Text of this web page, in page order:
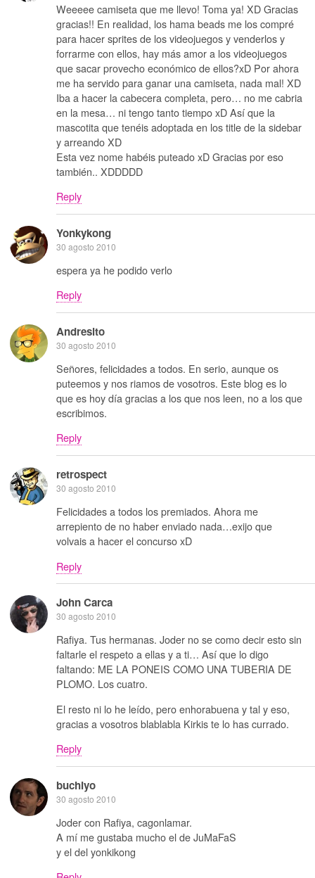
Weeeee camiseta que me llevo! Toma ya! XD Gracias
gracias!! En realidad, los hama beads me los compré
para hacer sprites de los videojuegos y venderlos y
forrarme con ellos, hay más amor a los videojuegos
que sacar provecho económico de ellos?xD Por ahora
me ha servido para ganar una camiseta, nada mal! XD
Iba a hacer la cabecera completa, pero… no me cabria
en la mesa… ni tengo tanto tiempo xD Así que la
mascotita que tenéis adoptada en los title de la sidebar
y arreando XD
Esta vez nome habéis puteado xD Gracias por eso
también.. XDDDDD
Reply
Yonkykong
30 agosto 2010
espera ya he podido verlo
Reply
Andresito
30 agosto 2010
Señores, felicidades a todos. En serio, aunque os
puteemos y nos riamos de vosotros. Este blog es lo
que es hoy día gracias a los que nos leen, no a los que
escribimos.
Reply
retrospect
30 agosto 2010
Felicidades a todos los premiados. Ahora me
arrepiento de no haber enviado nada…exijo que
volvais a hacer el concurso xD
Reply
John Carca
30 agosto 2010
Rafiya. Tus hermanas. Joder no se como decir esto sin
faltarle el respeto a ellas y a ti… Así que lo digo
faltando: ME LA PONEIS COMO UNA TUBERIA DE
PLOMO. Los cuatro.
El resto ni lo he leído, pero enhorabuena y tal y eso,
gracias a vosotros blablabla Kirkis te lo has currado.
Reply
buchiyo
30 agosto 2010
Joder con Rafiya, cagonlamar.
A mí me gustaba mucho el de JuMaFaS
y el del yonkikong